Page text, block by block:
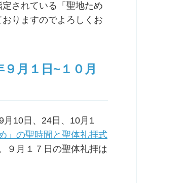
されている「聖地ため
りますのでよろしくお
月１日~１０月
月10日、24日、10月1
」の聖時間と聖体礼拝式
９月１７日の聖体礼拝は